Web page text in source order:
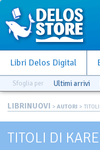
Libri Delos Digital
Sfoglia per Ultimi arrivi
LIBRINUOVI > AUTORI >
TITOLI DI